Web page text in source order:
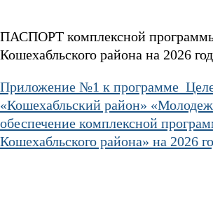
ПАСПОРТ комплексной
Кошехабльского района на 2026 год
Приложение №1 к программе
«Кошехабльский район»
обеспечение комплексной
Кошехабльского района» на 2026